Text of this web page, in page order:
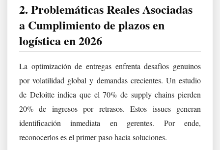
2. Problemáticas Reales Asociadas
a Cumplimiento de plazos en
logística en 2026
La optimización de entregas enfrenta desafíos genuinos
por volatilidad global y demandas crecientes. Un estudio
de Deloitte indica que el 70% de supply chains pierden
20% de ingresos por retrasos. Estos issues generan
identificación inmediata en gerentes. Por ende,
reconocerlos es el primer paso hacia soluciones.